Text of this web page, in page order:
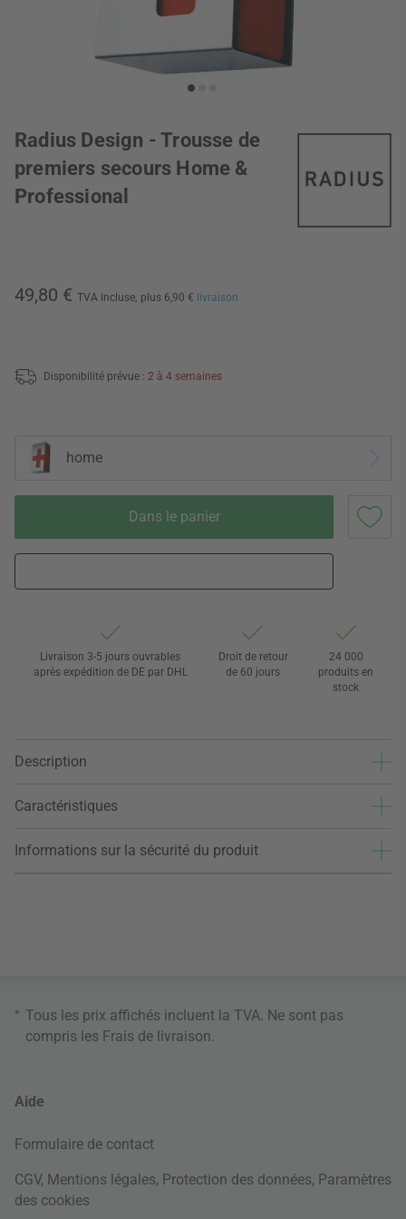
Radius Design - Trousse de
premiers secours Home &
Professional
49,80 € TVA incluse, plus 6,90 € livraison
Disponibilité prévue : 2 à 4 semaines
home
Dans le panier
Livraison 3-5 jours ouvrables
après expédition de DE par DHL
Droit de retour
de 60 jours
24 000
produits en
stock
Description
Caractéristiques
Informations sur la sécurité du produit
* Tous les prix affichés incluent la TVA. Ne sont pas
compris les Frais de livraison
Aide
Formulaire de contact
CGV, Mentions légales, Protection des données, Paramètres
des cookies